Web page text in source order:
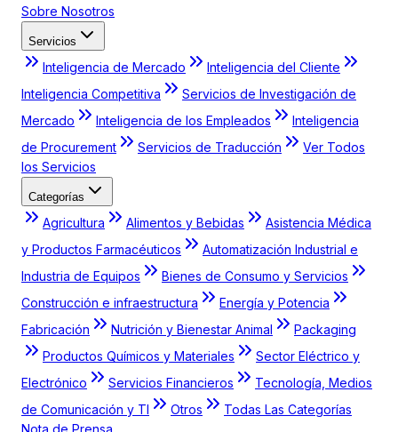
Sobre Nosotros
Servicios
Inteligencia de Mercado
Inteligencia del Cliente
Inteligencia Competitiva
Servicios de Investigación de
Mercado
Inteligencia de los Empleados
Inteligencia
de Procurement
Servicios de Traducción
Ver Todos
los Servicios
Categorías
Agricultura Alimentos y Bebidas
Asistencia Médica
y Productos Farmacéuticos
Automatización Industrial e
Industria de Equipos
Bienes de Consumo y Servicios
Construcción e infraestructura
Energía y Potencia
Fabricación
Nutrición y Bienestar Animal
Packaging
Productos Químicos y Materiales
Sector Eléctrico y
Electrónico
Servicios Financieros
Tecnología, Medios
de Comunicación y TI
Otros
Todas Las Categorías
Nota de Prensa